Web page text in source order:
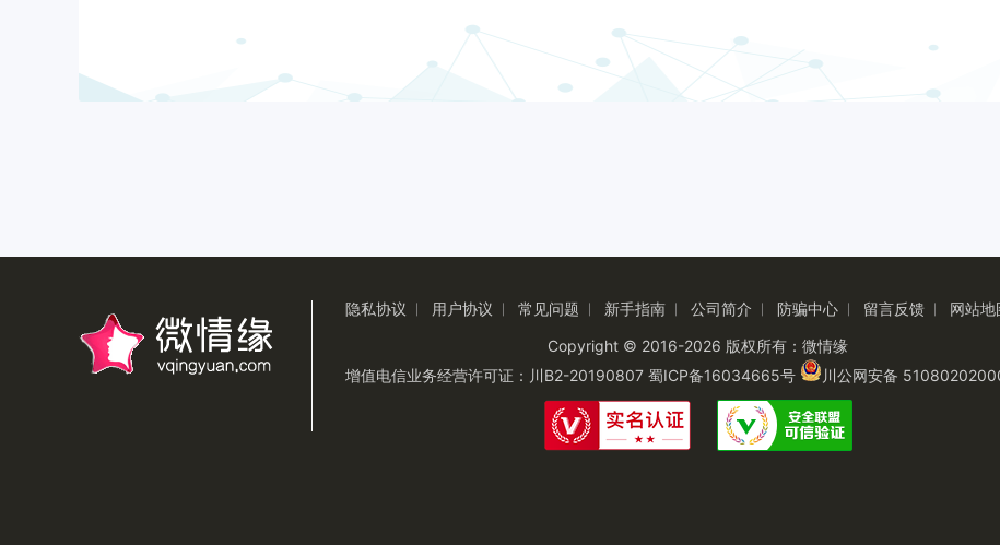
隐私协议 用户协议 常见问题 新手指南 公司简介 防骗中心 留言反馈
网站地
Copyright © 2016-2026 版权所有：微情缘
增值电信业务经营许可证：川B2-20190807 蜀ICP备16034665号 川公网安备